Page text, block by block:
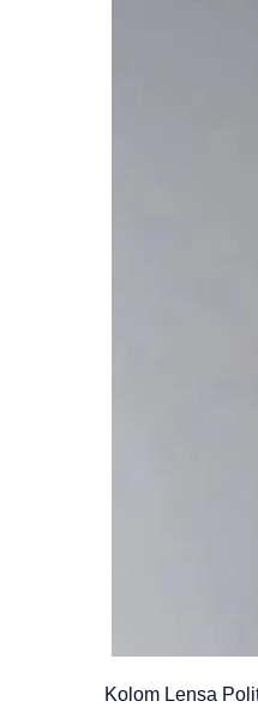
Kolom Lensa